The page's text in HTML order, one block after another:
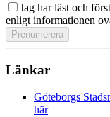
Jag har läst och
enligt informationen
Länkar
Göteborgs
här